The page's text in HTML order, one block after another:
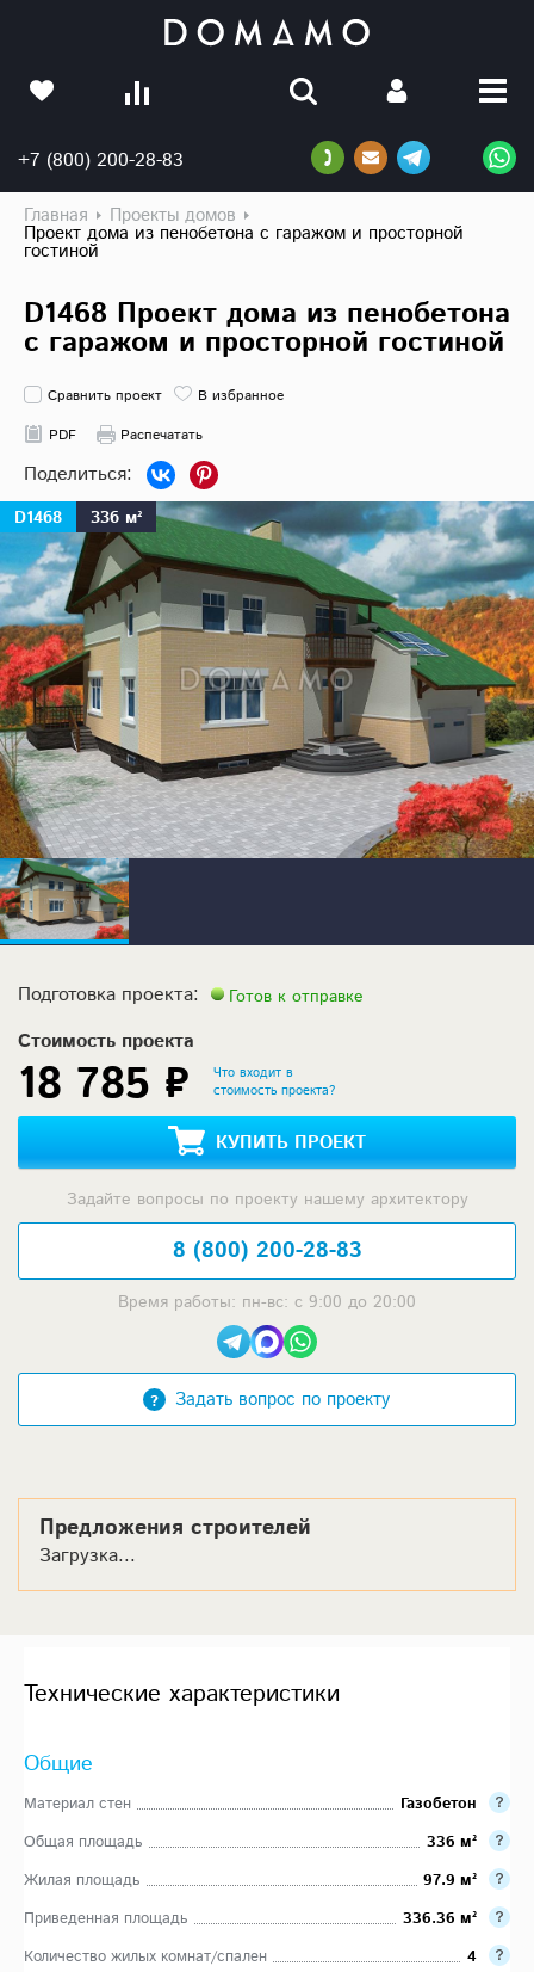
+7 (800) 200-28-83
Главная Проекты домов
Проект дома из пенобетона с гаражом и просторной
гостиной
D1468 Проект дома из пенобетона
с гаражом и просторной гостиной
Сравнить проект
В избранное
PDF
Распечатать
D1468 336 м²
Подготовка проекта: Готов к отправке
Стоимость проекта
18 785 ₽
Что входит в
стоимость проекта?
КУПИТЬ ПРОЕКТ
Задайте вопросы по проекту нашему архитектору
8 (800) 200-28-83
Время работы: пн-вс: с 9:00 до 20:00
Задать вопрос по проекту
Предложения строителей
Загрузка...
Технические характеристики
Общие
Материал стен
Газобетон
Общая площадь
336 м²
Жилая площадь
97.9 м²
Приведенная площадь
336.36 м²
Количество жилых комнат/спален
4